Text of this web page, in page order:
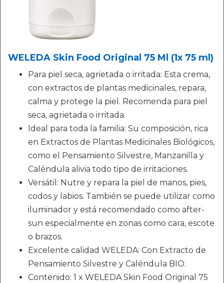
WELEDA Skin Food Original 75 Ml (1x 75 ml)
Para piel seca, agrietada o irritada: Esta crema,
con extractos de plantas medicinales, repara,
calma y protege la piel. Recomenda para piel
seca, agrietada o irritada.
Ideal para toda la familia: Su composición, rica
en Extractos de Plantas Medicinales Biológicos,
como el Pensamiento Silvestre, Manzanilla y
Caléndula alivia todo tipo de irritaciones.
Versátil: Nutre y repara la piel de manos, pies,
codos y labios. También se puede utilizar como
iluminador y está recomendado como after-
sun especialmente en zonas como cara, escote
o brazos.
Excelente calidad WELEDA: Con Extracto de
Pensamiento Silvestre y Caléndula BIO.
Contenido: 1 x WELEDA Skin Food Original 75